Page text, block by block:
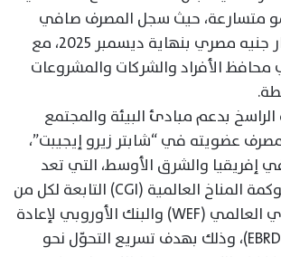
متسارعة، حيث سجل المصرف صافي
أرباح بلغ 12.6 مليار جنيه مصري بنهاية ديسمبر 2025، مع
الأفراد والشركات والمشروعات
بدعم مبادئ البيئة والمجتمع
عضويته في “شابتر زيرو إيجيبت”،
إفريقيا والشرق الأوسط، التي تعد
جزءًا من مبادرة حوكمة المناخ العالمية (CGI) التابعة لكل من
المنتدى الاقتصادي العالمي (WEF) والبنك الأوروبي لإعادة
الإعمار والتنمية (EBRD)، وذلك بهدف تسريع التحوّل نحو